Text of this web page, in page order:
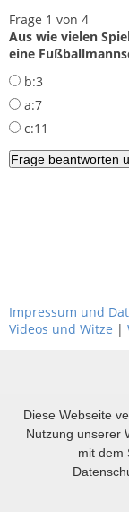
Frage 1 von 4
Aus wie vielen
eine
b:3
a:7
c:11
Impressum und
Videos und Witze |
Diese Webseite
Nutzung unserer
mit dem